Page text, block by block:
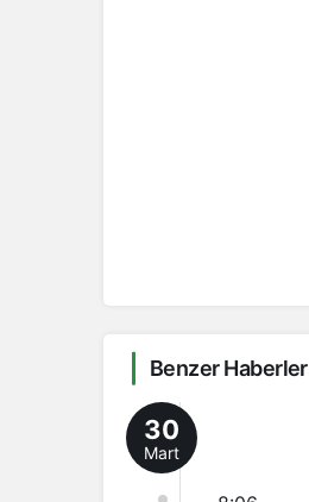
Benzer Haberler
30
Mart